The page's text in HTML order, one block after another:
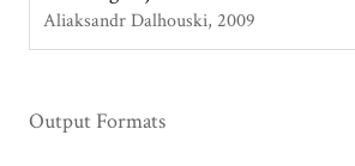
Aliaksandr Dalhouski 2009
Output Formats